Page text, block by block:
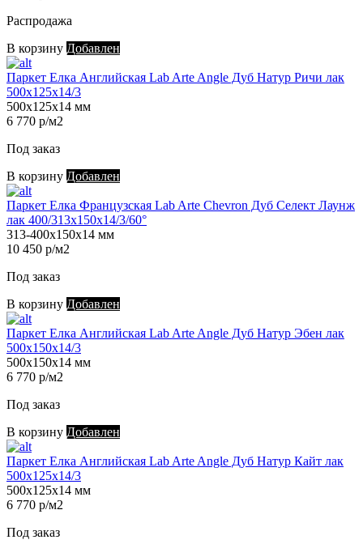
Распродажа
В корзину Добавлен
Паркет Елка Английская Lab Arte Angle Дуб Натур Ричи лак
500х125х14/3
500х125х14 мм
6 770 р/м2
Под заказ
В корзину Добавлен
Паркет Елка Французская Lab Arte Chevron Дуб Селект Лаунж
лак 400/313х150х14/3/60°
313-400х150х14 мм
10 450 р/м2
Под заказ
В корзину Добавлен
Паркет Елка Английская Lab Arte Angle Дуб Натур Эбен лак
500х150х14/3
500х150х14 мм
6 770 р/м2
Под заказ
В корзину Добавлен
Паркет Елка Английская Lab Arte Angle Дуб Натур Кайт лак
500х125х14/3
500х125х14 мм
6 770 р/м2
Под заказ